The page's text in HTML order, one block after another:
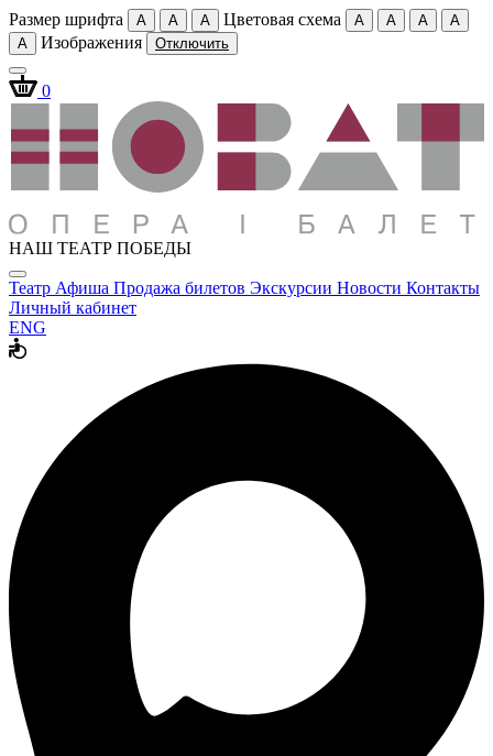
Размер шрифта A A A Цветовая схема A A A
A
A
Изображения Отключить
0
НАШ ТЕАТР ПОБЕДЫ
Театр Афиша Продажа билетов Экскурсии Новости Контакты
Личный кабинет
ENG